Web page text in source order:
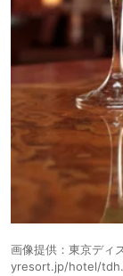
画像提供：東京デ
yresort.jp/hotel/